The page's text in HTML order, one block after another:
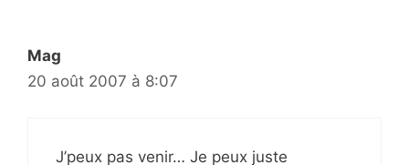
Mag
20 août 2007 à 8:07
J’peux pas venir… Je peux juste